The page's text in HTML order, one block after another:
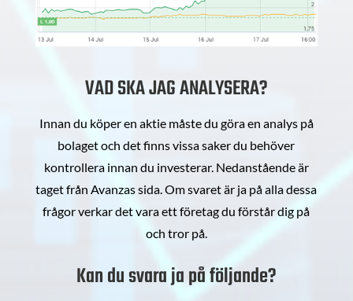
VAD SKA JAG ANALYSERA?
Innan du köper en aktie måste du göra en analys på
bolaget och det finns vissa saker du behöver
kontrollera innan du investerar. Nedanstående är
taget från Avanzas sida. Om svaret är ja på alla dessa
frågor verkar det vara ett företag du förstår dig på
och tror på.
Kan du svara ja på följande?